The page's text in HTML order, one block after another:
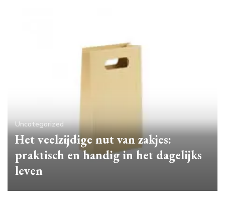
Uncategorized
Het veelzijdige nut van zakjes:
praktisch en handig in het dagelijks
leven